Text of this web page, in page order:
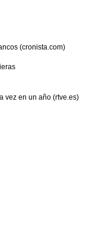
(cronista.com)
vez en un año (rtve.es)